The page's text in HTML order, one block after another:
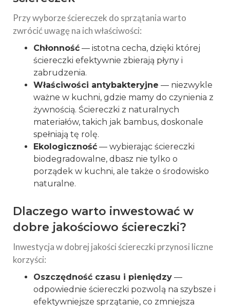
Przy wyborze ściereczek do sprzątania warto
zwrócić uwagę na ich właściwości:
Chłonność — istotna cecha, dzięki której
ściereczki efektywnie zbierają płyny i
zabrudzenia.
Właściwości antybakteryjne — niezwykle
ważne w kuchni, gdzie mamy do czynienia z
żywnością. Ściereczki z naturalnych
materiałów, takich jak bambus, doskonale
spełniają tę rolę.
Ekologiczność — wybierając ściereczki
biodegradowalne, dbasz nie tylko o
porządek w kuchni, ale także o środowisko
naturalne.
Dlaczego warto inwestować w
dobre jakościowo ściereczki?
Inwestycja w dobrej jakości ściereczki przynosi liczne
korzyści:
Oszczędność czasu i pieniędzy —
odpowiednie ściereczki pozwolą na szybsze i
efektywniejsze sprzątanie, co zmniejsza